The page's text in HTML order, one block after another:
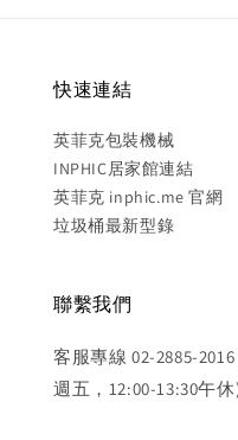
快速連結
英菲克包裝機械
INPHIC居家館連結
英菲克 inphic.me 官網
垃圾桶最新型錄
聯繫我們
客服專線 02-2885-
週五，12:00-13:30午休